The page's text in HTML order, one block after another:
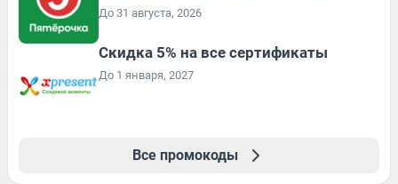
До 31 августа, 2026
Скидка 5% на все сертификаты
До 1 января, 2027
Все промокоды